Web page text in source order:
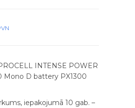
INTENSE POWER
Mono D battery PX1300
iepakojumā 10 gab. –